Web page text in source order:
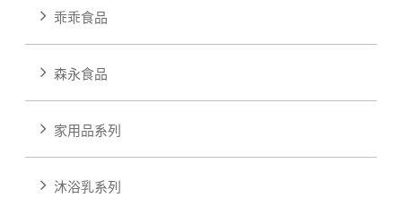
乖乖食品
森永食品
家用品系列
沐浴乳系列